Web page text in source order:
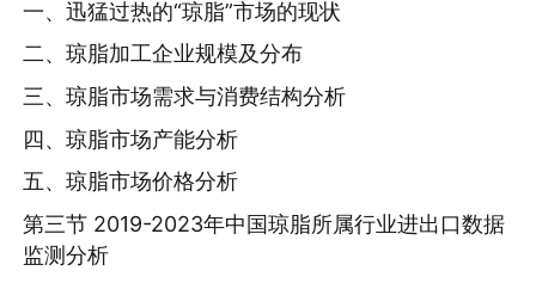
一、迅猛过热的“琼脂”市场的现状
二、琼脂加工企业规模及分布
三、琼脂市场需求与消费结构分析
四、琼脂市场产能分析
五、琼脂市场价格分析
第三节 2019-2023年中国琼脂所属行业进出口数据
监测分析